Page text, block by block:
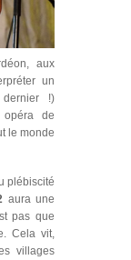
aux
un
!)
de
le monde
plébiscité
aura une
pas que
Cela vit,
villages